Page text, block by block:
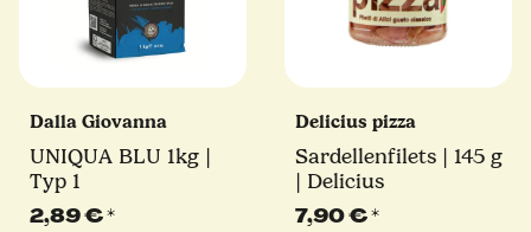
Dalla Giovanna
UNIQUA BLU 1kg |
Typ 1
2,89 €*
Delicius pizza
Sardellenfilets | 145 g
| Delicius
7,90 €*